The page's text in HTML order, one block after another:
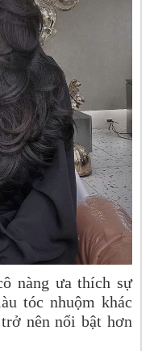
nàng ưa thích sự
tóc nhuộm khác
nên nổi bật hơn